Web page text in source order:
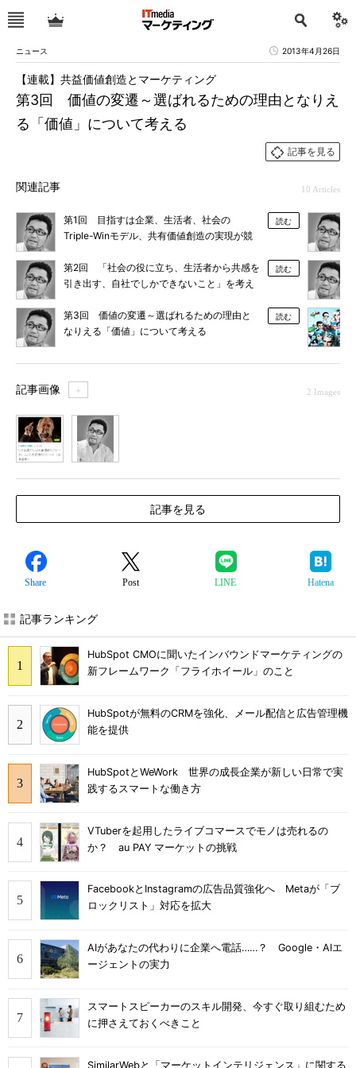
ニュース 2013年4月26日
第3回 価値の変遷～選ばれるための理由となりえ
る「価値」について考える
【連載】共益価値創造とマーケティング
記事を見る
関連記事 10 Articles
第1回 目指すは企業、生活者、社会の
Triple-Winモデル、共有価値創造の実現が競
読む
第2回 「社会の役に立ち、生活者から共感を
引き出す、自社でしかできないこと」を考え
読む
第3回 価値の変遷～選ばれるための理由と
なりえる「価値」について考える
読む
記事画像 ＋ 2 Images
記事を見る
Share Post LINE Hatena
記事ランキング
HubSpot CMOに聞いたインバウンドマーケティングの
新フレームワーク「フライホイール」のこと
HubSpotが無料のCRMを強化、メール配信と広告管理機
能を提供
HubSpotとWeWork 世界の成長企業が新しい日常で実
践するスマートな働き方
VTuberを起用したライブコマースでモノは売れるの
か？ au PAY マーケットの挑戦
FacebookとInstagramの広告品質強化へ Metaが「ブ
ロックリスト」対応を拡大
AIがあなたの代わりに企業へ電話……？ Google・AIエ
ージェントの実力
スマートスピーカーのスキル開発、今すぐ取り組むため
に押さえておくべきこと
SimilarWebと「マーケットインテリジェンス」に関する